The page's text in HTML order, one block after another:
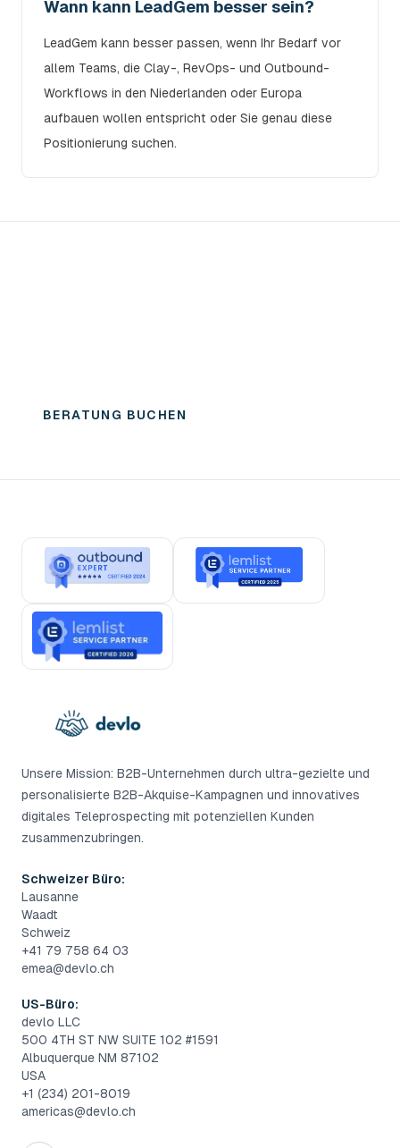
Wann kann LeadGem besser sein?
LeadGem kann besser passen, wenn Ihr Bedarf vor
allem Teams, die Clay-, RevOps- und Outbound-
Workflows in den Niederlanden oder Europa
aufbauen wollen entspricht oder Sie genau diese
Positionierung suchen.
BERATUNG BUCHEN
Unsere Mission: B2B-Unternehmen durch ultra-gezielte und
personalisierte B2B-Akquise-Kampagnen und innovatives
digitales Teleprospecting mit potenziellen Kunden
zusammenzubringen.
Schweizer Büro:
Lausanne
Waadt
Schweiz
+41 79 758 64 03
emea@devlo.ch
US-Büro:
devlo LLC
500 4TH ST NW SUITE 102 #1591
Albuquerque NM 87102
USA
+1 (234) 201-8019
americas@devlo.ch